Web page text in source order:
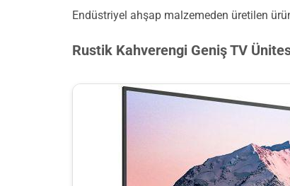
Endüstriyel ahşap malzemeden üretilen
Rustik Kahverengi Geniş TV